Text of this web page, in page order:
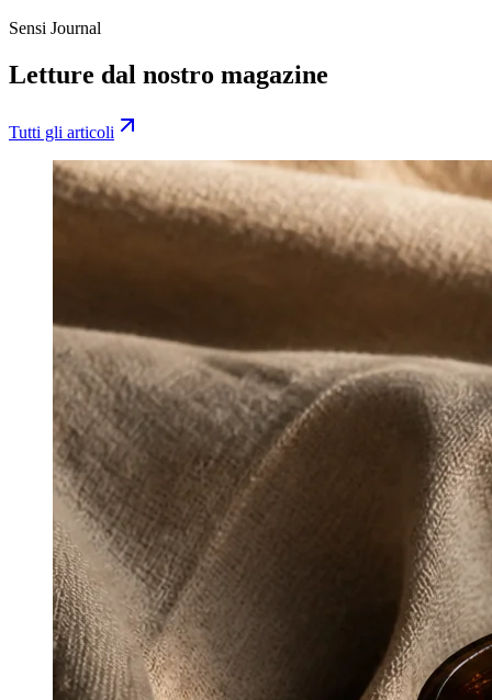
Sensi Journal
Letture dal nostro magazine
Tutti gli articoli